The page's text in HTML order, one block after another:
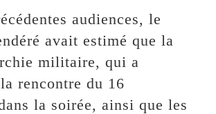
audiences, le
avait estimé que la
militaire, qui a
rencontre du 16
la soirée, ainsi que les